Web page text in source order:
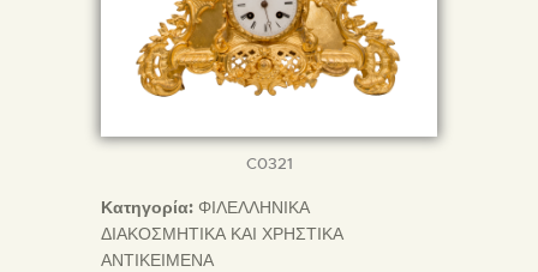
C0321
Κατηγορία: ΦΙΛΕΛΛΗΝΙΚΑ
ΔΙΑΚΟΣΜΗΤΙΚΑ ΚΑΙ ΧΡΗΣΤΙΚΑ
ΑΝΤΙΚΕΙΜΕΝΑ